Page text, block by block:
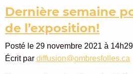
Dernière semaine
de l’exposition!
Posté le 29 novembre 2021 à
Écrit par diffusion@ombresfolles.ca